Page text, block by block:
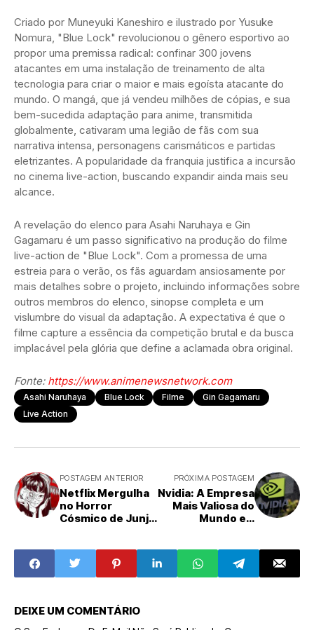
Criado por Muneyuki Kaneshiro e ilustrado por Yusuke
Nomura, "Blue Lock" revolucionou o gênero esportivo ao
propor uma premissa radical: confinar 300 jovens
atacantes em uma instalação de treinamento de alta
tecnologia para criar o maior e mais egoísta atacante do
mundo. O mangá, que já vendeu milhões de cópias, e sua
bem-sucedida adaptação para anime, transmitida
globalmente, cativaram uma legião de fãs com sua
narrativa intensa, personagens carismáticos e partidas
eletrizantes. A popularidade da franquia justifica a incursão
no cinema live-action, buscando expandir ainda mais seu
alcance.
A revelação do elenco para Asahi Naruhaya e Gin
Gagamaru é um passo significativo na produção do filme
live-action de "Blue Lock". Com a promessa de uma
estreia para o verão, os fãs aguardam ansiosamente por
mais detalhes sobre o projeto, incluindo informações sobre
outros membros do elenco, sinopse completa e um
vislumbre do visual da adaptação. A expectativa é que o
filme capture a essência da competição brutal e da busca
implacável pela glória que define a aclamada obra original.
Fonte: https://www.animenewsnetwork.com
Asahi Naruhaya Blue Lock Filme
Gin Gagamaru
Live Action
POSTAGEM ANTERIOR
Netflix Mergulha
no Horror
Cósmico de Junji
Adaptação Live-
Action 'Bloody
Smart'
PRÓXIMA POSTAGEM
Nvidia: A Empresa
Mais Valiosa do
Mundo e a
Engenheiros de
IA
DEIXE UM COMENTÁRIO